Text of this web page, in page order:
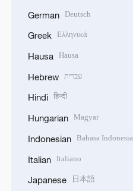
German Deutsch
Greek Ελληνικά
Hausa Hausa
Hebrew עברית
Hindi हिन्दी
Hungarian Magyar
Indonesian Bahasa Indonesia
Italian Italiano
Japanese 日本語